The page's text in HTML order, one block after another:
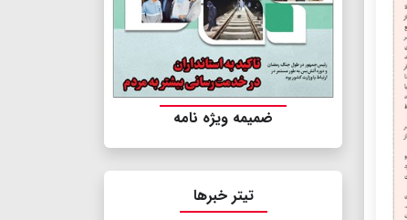
ضمیمه ویژه نامه
تیتر خبرها